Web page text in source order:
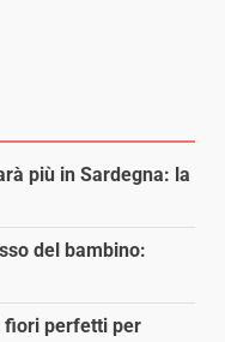
più in Sardegna: la
del bambino:
fiori perfetti per